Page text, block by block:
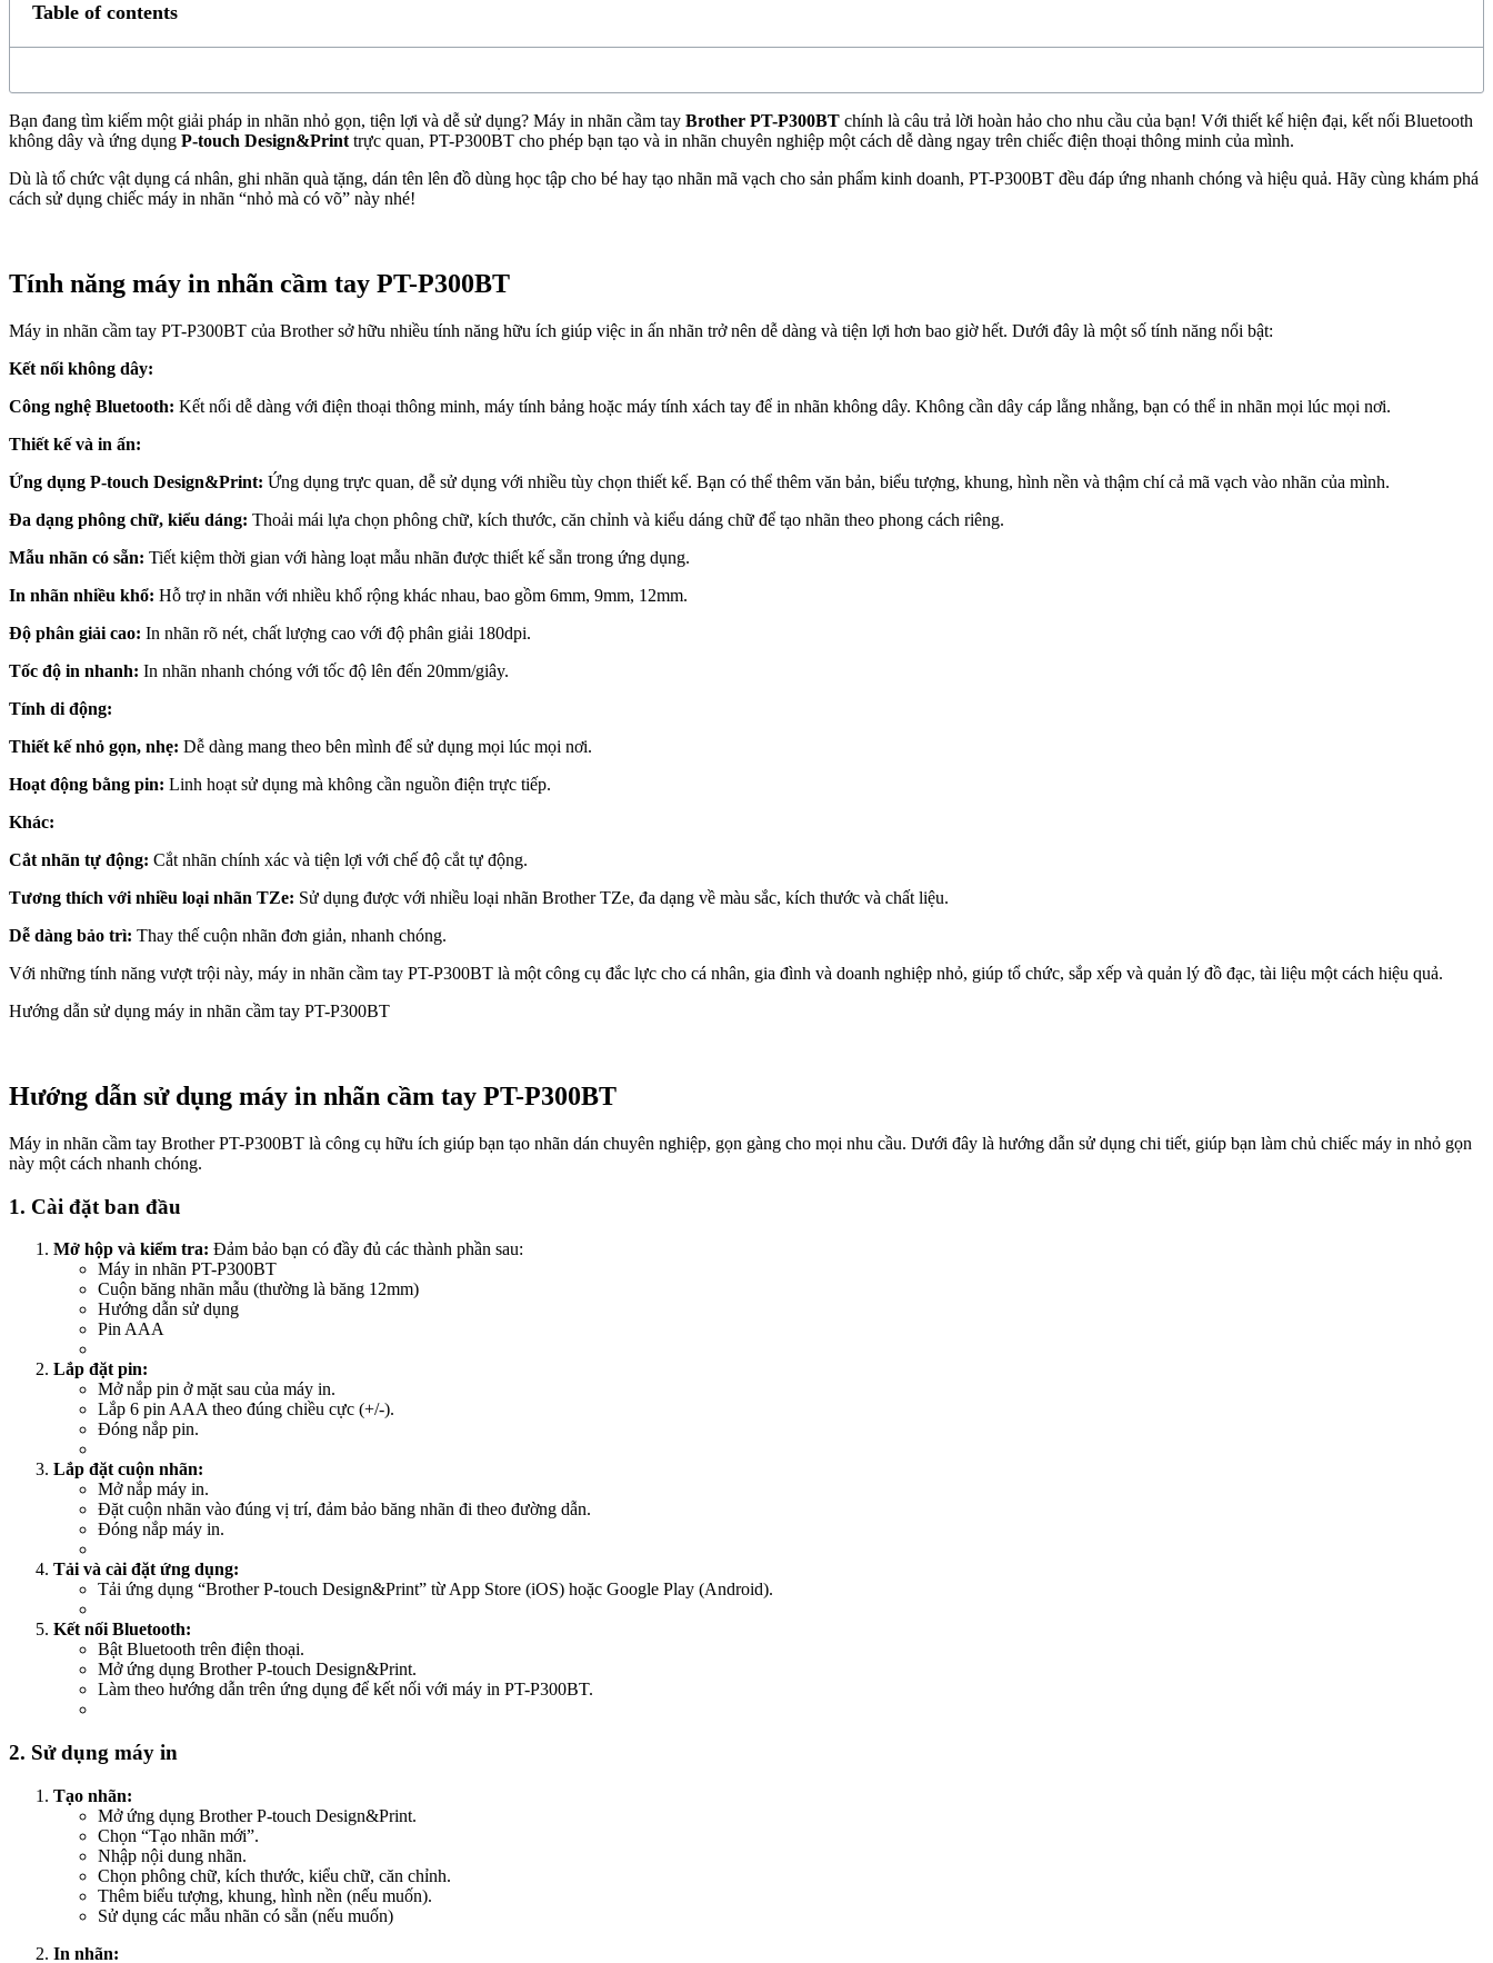
Table of contents
Bạn đang tìm kiếm một giải pháp in nhãn nhỏ gọn, tiện lợi và dễ sử dụng? Máy in nhãn cầm tay Brother PT-P300BT chính là câu trả lời hoàn hảo cho nhu cầu của bạn! Với thiết kế hiện đại, kết nối Bluetooth
không dây và ứng dụng P-touch Design&Print trực quan, PT-P300BT cho phép bạn tạo và in nhãn chuyên nghiệp một cách dễ dàng ngay trên chiếc điện thoại thông minh của mình.
Dù là tổ chức vật dụng cá nhân, ghi nhãn quà tặng, dán tên lên đồ dùng học tập cho bé hay tạo nhãn mã vạch cho sản phẩm kinh doanh, PT-P300BT đều đáp ứng nhanh chóng và hiệu quả. Hãy cùng khám phá
cách sử dụng chiếc máy in nhãn “nhỏ mà có võ” này nhé!
Tính năng máy in nhãn cầm tay PT-P300BT
Máy in nhãn cầm tay PT-P300BT của Brother sở hữu nhiều tính năng hữu ích giúp việc in ấn nhãn trở nên dễ dàng và tiện lợi hơn bao giờ hết. Dưới đây là một số tính năng nổi bật:
Kết nối không dây:
Công nghệ Bluetooth: Kết nối dễ dàng với điện thoại thông minh, máy tính bảng hoặc máy tính xách tay để in nhãn không dây. Không cần dây cáp lằng nhằng, bạn có thể in nhãn mọi lúc mọi nơi.
Thiết kế và in ấn:
Ứng dụng P-touch Design&Print: Ứng dụng trực quan, dễ sử dụng với nhiều tùy chọn thiết kế. Bạn có thể thêm văn bản, biểu tượng, khung, hình nền và thậm chí cả mã vạch vào nhãn của mình.
Đa dạng phông chữ, kiểu dáng: Thoải mái lựa chọn phông chữ, kích thước, căn chỉnh và kiểu dáng chữ để tạo nhãn theo phong cách riêng.
Mẫu nhãn có sẵn: Tiết kiệm thời gian với hàng loạt mẫu nhãn được thiết kế sẵn trong ứng dụng.
In nhãn nhiều khổ: Hỗ trợ in nhãn với nhiều khổ rộng khác nhau, bao gồm 6mm, 9mm, 12mm.
Độ phân giải cao: In nhãn rõ nét, chất lượng cao với độ phân giải 180dpi.
Tốc độ in nhanh: In nhãn nhanh chóng với tốc độ lên đến 20mm/giây.
Tính di động:
Thiết kế nhỏ gọn, nhẹ: Dễ dàng mang theo bên mình để sử dụng mọi lúc mọi nơi.
Hoạt động bằng pin: Linh hoạt sử dụng mà không cần nguồn điện trực tiếp.
Khác:
Cắt nhãn tự động: Cắt nhãn chính xác và tiện lợi với chế độ cắt tự động.
Tương thích với nhiều loại nhãn TZe: Sử dụng được với nhiều loại nhãn Brother TZe, đa dạng về màu sắc, kích thước và chất liệu.
Dễ dàng bảo trì: Thay thế cuộn nhãn đơn giản, nhanh chóng.
Với những tính năng vượt trội này, máy in nhãn cầm tay PT-P300BT là một công cụ đắc lực cho cá nhân, gia đình và doanh nghiệp nhỏ, giúp tổ chức, sắp xếp và quản lý đồ đạc, tài liệu một cách hiệu quả.
Hướng dẫn sử dụng máy in nhãn cầm tay PT-P300BT
Hướng dẫn sử dụng máy in nhãn cầm tay PT-P300BT
Máy in nhãn cầm tay Brother PT-P300BT là công cụ hữu ích giúp bạn tạo nhãn dán chuyên nghiệp, gọn gàng cho mọi nhu cầu. Dưới đây là hướng dẫn sử dụng chi tiết, giúp bạn làm chủ chiếc máy in nhỏ gọn
này một cách nhanh chóng.
1. Cài đặt ban đầu
Mở hộp và kiểm tra: Đảm bảo bạn có đầy đủ các thành phần sau:
Máy in nhãn PT-P300BT
Cuộn băng nhãn mẫu (thường là băng 12mm)
Hướng dẫn sử dụng
Pin AAA
Lắp đặt pin:
Mở nắp pin ở mặt sau của máy in.
Lắp 6 pin AAA theo đúng chiều cực (+/-).
Đóng nắp pin.
Lắp đặt cuộn nhãn:
Mở nắp máy in.
Đặt cuộn nhãn vào đúng vị trí, đảm bảo băng nhãn đi theo đường dẫn.
Đóng nắp máy in.
Tải và cài đặt ứng dụng:
Tải ứng dụng “Brother P-touch Design&Print” từ App Store (iOS) hoặc Google Play (Android).
Kết nối Bluetooth:
Bật Bluetooth trên điện thoại.
Mở ứng dụng Brother P-touch Design&Print.
Làm theo hướng dẫn trên ứng dụng để kết nối với máy in PT-P300BT.
2. Sử dụng máy in
Tạo nhãn:
Mở ứng dụng Brother P-touch Design&Print.
Chọn “Tạo nhãn mới”.
Nhập nội dung nhãn.
Chọn phông chữ, kích thước, kiểu chữ, căn chỉnh.
Thêm biểu tượng, khung, hình nền (nếu muốn).
Sử dụng các mẫu nhãn có sẵn (nếu muốn)
In nhãn: